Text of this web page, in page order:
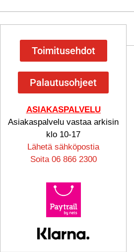
Toimitusehdot
Palautusohjeet
ASIAKASPALVELU
Asiakaspalvelu vastaa arkisin
klo 10-17
Lähetä sähköpostia
Soita 06 866 2300